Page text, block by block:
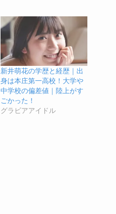
新井萌花の学歴と経歴｜出
身は本庄第一高校！大学や
中学校の偏差値｜陸上がす
ごかった！
グラビアアイドル